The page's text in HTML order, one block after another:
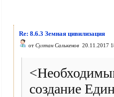
Re: 8.6.3 Земная цивилизация
от Султан Салькенов 20.11.2017
создание